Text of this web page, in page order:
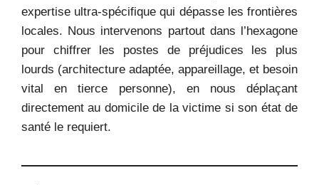
expertise ultra-spécifique qui dépasse les frontières
locales. Nous intervenons partout dans l’hexagone
pour chiffrer les postes de préjudices les plus
lourds (architecture adaptée, appareillage, et besoin
vital en tierce personne), en nous déplaçant
directement au domicile de la victime si son état de
santé le requiert.